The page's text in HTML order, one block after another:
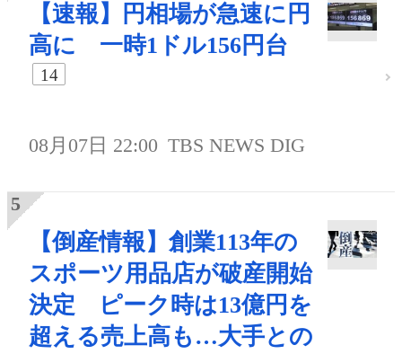
【速報】円相場が急速に円
高に 一時1ドル156円台
14
08月07日 22:00 TBS NEWS DIG
【倒産情報】創業113年の
スポーツ用品店が破産開始
決定 ピーク時は13億円を
超える売上高も…大手との